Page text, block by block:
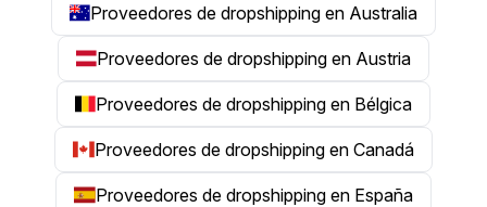
Proveedores de dropshipping en Australia
Proveedores de dropshipping en Austria
Proveedores de dropshipping en Bélgica
Proveedores de dropshipping en Canadá
Proveedores de dropshipping en España